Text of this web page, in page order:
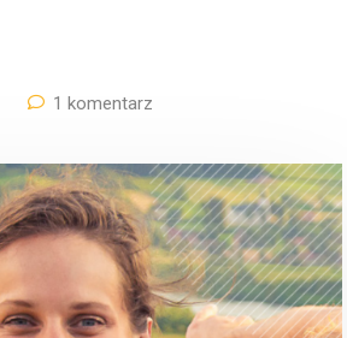
1 komentarz